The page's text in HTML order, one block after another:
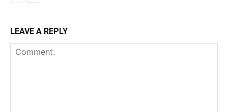
LEAVE A REPLY